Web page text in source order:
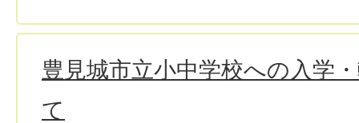
豊見城市立小中学校への入学
て